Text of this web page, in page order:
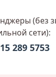
(без
сети):
289 5753